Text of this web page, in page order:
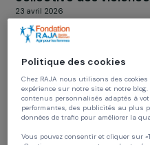
Cristina Fallarás :
collective des
23 avril 2026